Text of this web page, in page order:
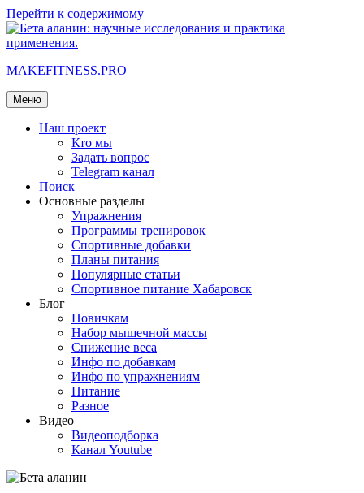
Перейти к содержимому
MAKEFITNESS.PRO
Меню
Наш проект
Кто мы
Задать вопрос
Telegram канал
Поиск
Основные разделы
Упражнения
Программы тренировок
Спортивные добавки
Планы питания
Популярные статьи
Спортивное питание Хабаровск
Блог
Новичкам
Набор мышечной массы
Снижение веса
Инфо по добавкам
Инфо по упражнениям
Питание
Разное
Видео
Видеоподборка
Канал Youtube